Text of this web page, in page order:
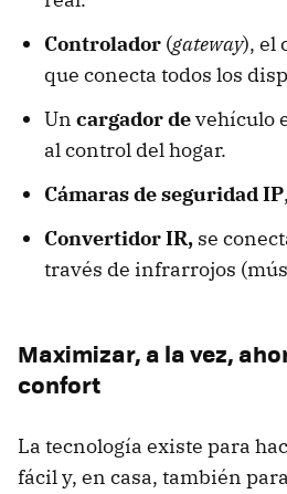
Controlador (gateway), el
que conecta todos los
Un cargador devehículo
al control del hogar.
Cámaras de seguridad IP
Convertidor IR, se
través de infrarrojos
Maximizar, a la vez,
confort
La tecnología existe para
fácil y, en casa, también para